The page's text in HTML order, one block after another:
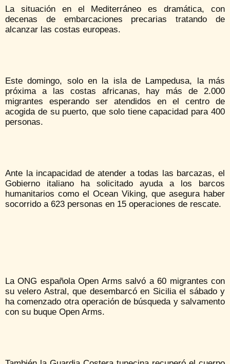
La situación en el Mediterráneo es dramática, con
decenas de embarcaciones precarias tratando de
alcanzar las costas europeas.
Este domingo, solo en la isla de Lampedusa, la más
próxima a las costas africanas, hay más de 2.000
migrantes esperando ser atendidos en el centro de
acogida de su puerto, que solo tiene capacidad para 400
personas.
Ante la incapacidad de atender a todas las barcazas, el
Gobierno italiano ha solicitado ayuda a los barcos
humanitarios como el Ocean Viking, que asegura haber
socorrido a 623 personas en 15 operaciones de rescate.
La ONG española Open Arms salvó a 60 migrantes con
su velero Astral, que desembarcó en Sicilia el sábado y
ha comenzado otra operación de búsqueda y salvamento
con su buque Open Arms.